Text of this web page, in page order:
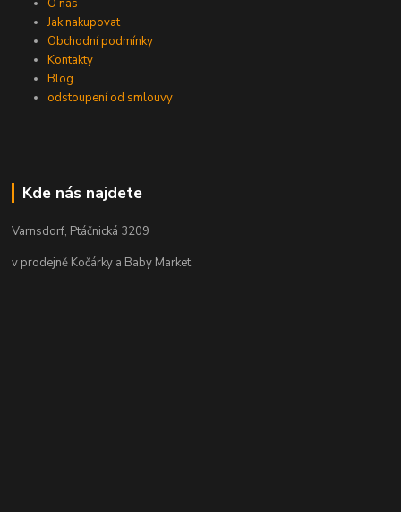
O nás
Jak nakupovat
Obchodní podmínky
Kontakty
Blog
odstoupení od smlouvy
Kde nás najdete
Varnsdorf, Ptáčnická 3209
v prodejně Kočárky a Baby Market